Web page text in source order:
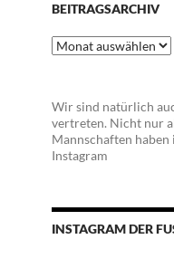
BEITRAGSARCHIV
Beitragsarchiv
Wir sind natürlich
vertreten. Nicht nur
Mannschaften
Instagram
INSTAGRAM DER